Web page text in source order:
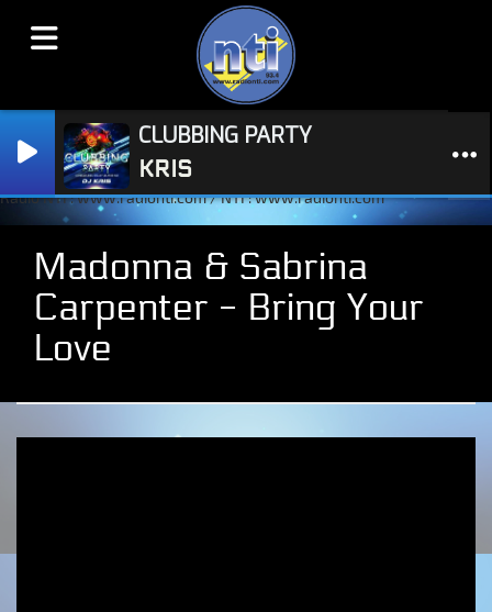
Radio NTI : www.radionti.com / NTI : www.radionti.com
CLUBBING PARTY
KRIS
Madonna & Sabrina
Carpenter - Bring Your
Love